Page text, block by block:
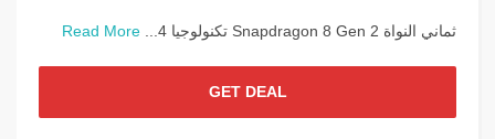
ثماني النواة Snapdragon 8 Gen 2 تكنولوجيا 4... Read More
GET DEAL